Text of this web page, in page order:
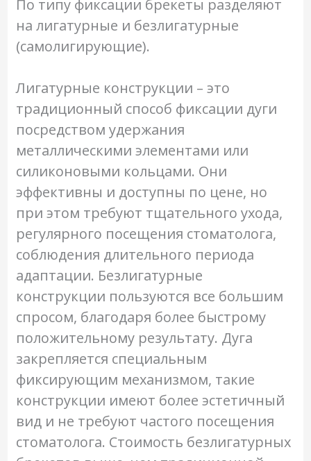
По типу фиксации брекеты разделяют
на лигатурные и безлигатурные
(самолигирующие).
Лигатурные конструкции – это
традиционный способ фиксации дуги
посредством удержания
металлическими элементами или
силиконовыми кольцами. Они
эффективны и доступны по цене, но
при этом требуют тщательного ухода,
регулярного посещения стоматолога,
соблюдения длительного периода
адаптации. Безлигатурные
конструкции пользуются все большим
спросом, благодаря более быстрому
положительному результату. Дуга
закрепляется специальным
фиксирующим механизмом, такие
конструкции имеют более эстетичный
вид и не требуют частого посещения
стоматолога. Стоимость безлигатурных